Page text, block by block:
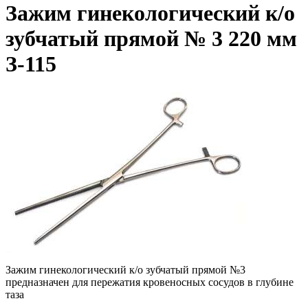
Зажим гинекологический к/о
зубчатый прямой № 3 220 мм
З-115
Зажим гинекологический к/о зубчатый прямой №3
предназначен для пережатия кровеносных сосудов в глубине
таза